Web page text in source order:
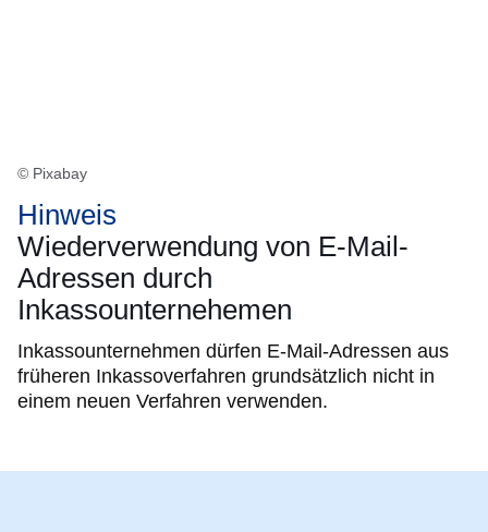
© Pixabay
Hinweis
Wiederverwendung von E-Mail-
Adressen durch
Inkassounternehemen
Inkassounternehmen dürfen E-Mail-Adressen aus
früheren Inkassoverfahren grundsätzlich nicht in
einem neuen Verfahren verwenden.